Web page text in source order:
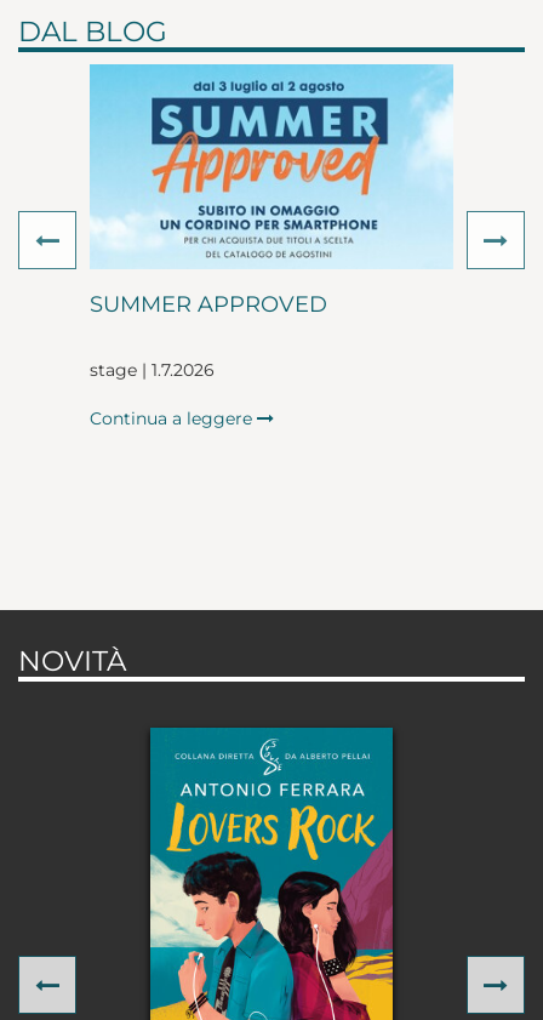
DAL BLOG
SUMMER APPROVED
stage | 1.7.2026
Continua a leggere
Previous
NOVITÀ
Previous